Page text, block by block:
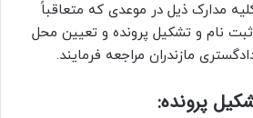
مدارک ذیل در موعدی که متعاقباً
نام و تشکیل پرونده و تعیین محل
مازندران مراجعه فرمایند.
پرونده: